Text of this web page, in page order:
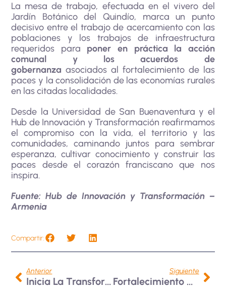
La mesa de trabajo, efectuada en el vivero del
Jardín Botánico del Quindío, marca un punto
decisivo entre el trabajo de acercamiento con las
poblaciones y los trabajos de infraestructura
requeridos para poner en práctica la acción
comunal y los acuerdos de
gobernanzaasociados al fortalecimiento de las
paces y la consolidación de las economías rurales
en las citadas localidades.
Desde la Universidad de San Buenaventura y el
Hub de Innovación y Transformación reafirmamos
el compromiso con la vida, el territorio y las
comunidades, caminando juntos para sembrar
esperanza, cultivar conocimiento y construir las
paces desde el corazón franciscano que nos
inspira.
Fuente: Hub de Innovación y Transformación –
Armenia
Compartir:
Anterior
Inicia La Transformación Digital Bonaventuriana
Siguiente
Fortalecimiento De Vínculos Universidad–Empresa